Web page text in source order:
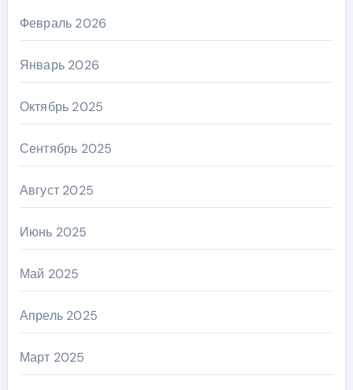
Февраль 2026
Январь 2026
Октябрь 2025
Сентябрь 2025
Август 2025
Июнь 2025
Май 2025
Апрель 2025
Март 2025